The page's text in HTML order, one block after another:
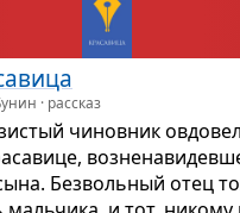
· рассказ
чинов­ник
Без­воль­ный отец